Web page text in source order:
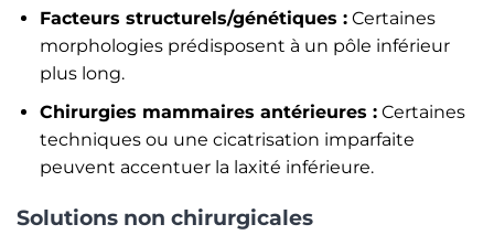
Facteurs structurels/génétiques :Certaines
morphologies prédisposent à un pôle inférieur
plus long.
Chirurgies mammaires antérieures :Certaines
techniques ou une cicatrisation imparfaite
peuvent accentuer la laxité inférieure.
Solutions non chirurgicales